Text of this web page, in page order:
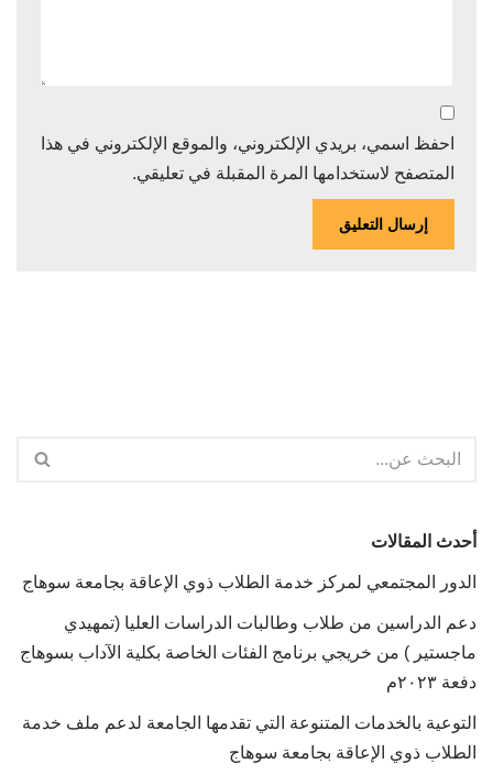
احفظ اسمي، بريدي الإلكتروني، والموقع الإلكتروني في هذا
المتصفح لاستخدامها المرة المقبلة في تعليقي.
أحدث المقالات
الدور المجتمعي لمركز خدمة الطلاب ذوي الإعاقة بجامعة سوهاج
دعم الدراسين من طلاب وطالبات الدراسات العليا (تمهيدي
ماجستير ) من خريجي برنامج الفئات الخاصة بكلية الآداب بسوهاج
دفعة ٢٠٢٣م
التوعية بالخدمات المتنوعة التي تقدمها الجامعة لدعم ملف خدمة
الطلاب ذوي الإعاقة بجامعة سوهاج